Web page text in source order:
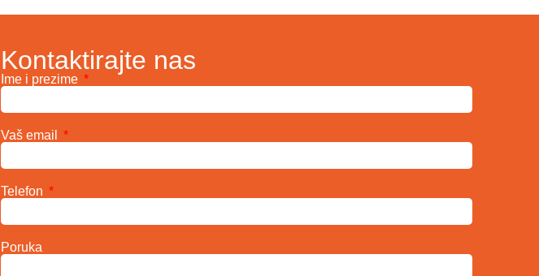
Kontaktirajte nas
Ime i prezime
Vaš email
Telefon
Poruka